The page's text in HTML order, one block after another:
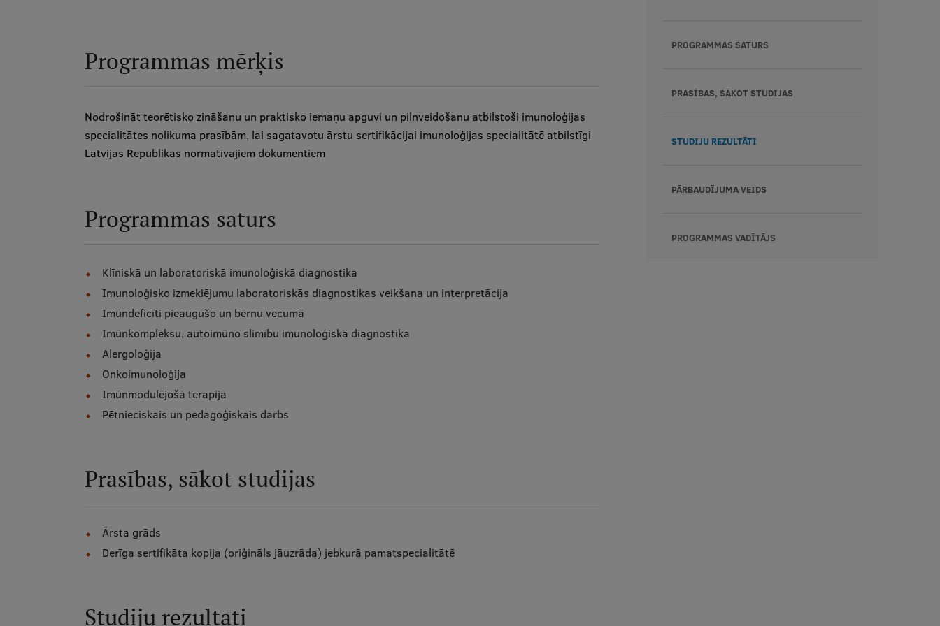
Programmas mērķis
Nodrošināt teorētisko zināšanu un praktisko iemaņu apguvi un pilnveidošanu atbilstoši imunoloģijas
specialitātes nolikuma prasībām, lai sagatavotu ārstu sertifikācijai imunoloģijas specialitātē atbilstīgi
Latvijas Republikas normatīvajiem dokumentiem
Programmas saturs
Klīniskā un laboratoriskā imunoloģiskā diagnostika
Imunoloģisko izmeklējumu laboratoriskās diagnostikas veikšana un interpretācija
Imūndeficīti pieaugušo un bērnu vecumā
Imūnkompleksu, autoimūno slimību imunoloģiskā diagnostika
Alergoloģija
Onkoimunoloģija
Imūnmodulējošā terapija
Pētnieciskais un pedagoģiskais darbs
Prasības, sākot studijas
Ārsta grāds
Derīga sertifikāta kopija (oriģināls jāuzrāda) jebkurā pamatspecialitātē
Studiju rezultāti
PROGRAMMAS SATURS
PRASĪBAS, SĀKOT STUDIJAS
STUDIJU REZULTĀTI
PĀRBAUDĪJUMA VEIDS
PROGRAMMAS VADĪTĀJS